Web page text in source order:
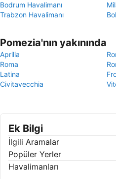
Bodrum Havalimanı
Trabzon Havalimanı
Pomezia'nın yakınında
Aprilia
Roma
Latina
Civitavecchia
Ek Bilgi
İlgili Aramalar
Popüler Yerler
Havalimanları